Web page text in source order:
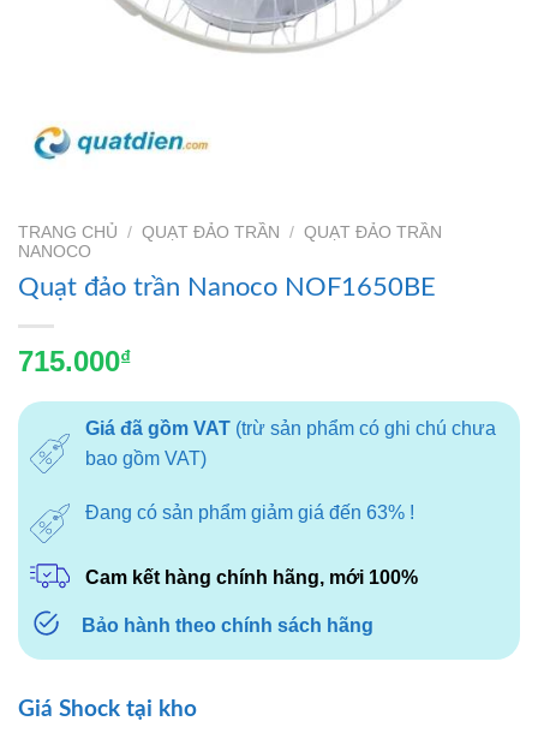
TRANG CHỦ / QUẠT ĐẢO TRẦN / QUẠT ĐẢO TRẦN
NANOCO
Quạt đảo trần Nanoco NOF1650BE
715.000₫
Giá đã gồm VAT(trừ sản phẩm có ghi chú chưa
bao gồm VAT)
Đang có sản phẩm giảm giá đến 63% !
Cam kết hàng chính hãng, mới 100%
Bảo hành theo chính sách hãng
Giá Shock tại kho